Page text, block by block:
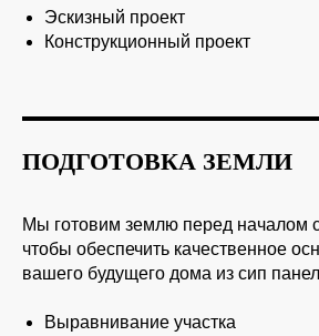
Эскизный проект
Конструкционный проект
ПОДГОТОВКА ЗЕМЛИ
Мы готовим землю перед началом
чтобы обеспечить качественное
вашего будущего дома из сип
Выравнивание участка